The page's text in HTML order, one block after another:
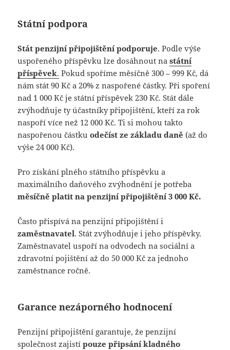
Státní podpora
Stát penzijní připojištění podporuje. Podle výše
uspořeného příspěvku lze dosáhnout nastátní
příspěvek. Pokud spoříme měsíčně 300 – 999 Kč, dá
nám stát 90 Kč a 20% z naspořené částky. Při spoření
nad 1 000 Kč je státní příspěvek 230 Kč. Stát dále
zvýhodňuje ty účastníky připojištění, kteří za rok
naspoří více než 12 000 Kč. Ti si mohou takto
naspořenou částkuodečíst ze základu daně (až do
výše 24 000 Kč).
Pro získání plného státního příspěvku a
maximálního daňového zvýhodnění je potřeba
měsíčně platit na penzijní připojištění 3 000 Kč.
Často přispívá na penzijní připojištění i
zaměstnavatel. Stát zvýhodňuje i jeho příspěvky.
Zaměstnavatel uspoří na odvodech na sociální a
zdravotní pojištění až do 50 000 Kč za jednoho
zaměstnance ročně.
Garance nezáporného hodnocení
Penzijní připojištění garantuje, že penzijní
společnost zajistípouze připsání kladného